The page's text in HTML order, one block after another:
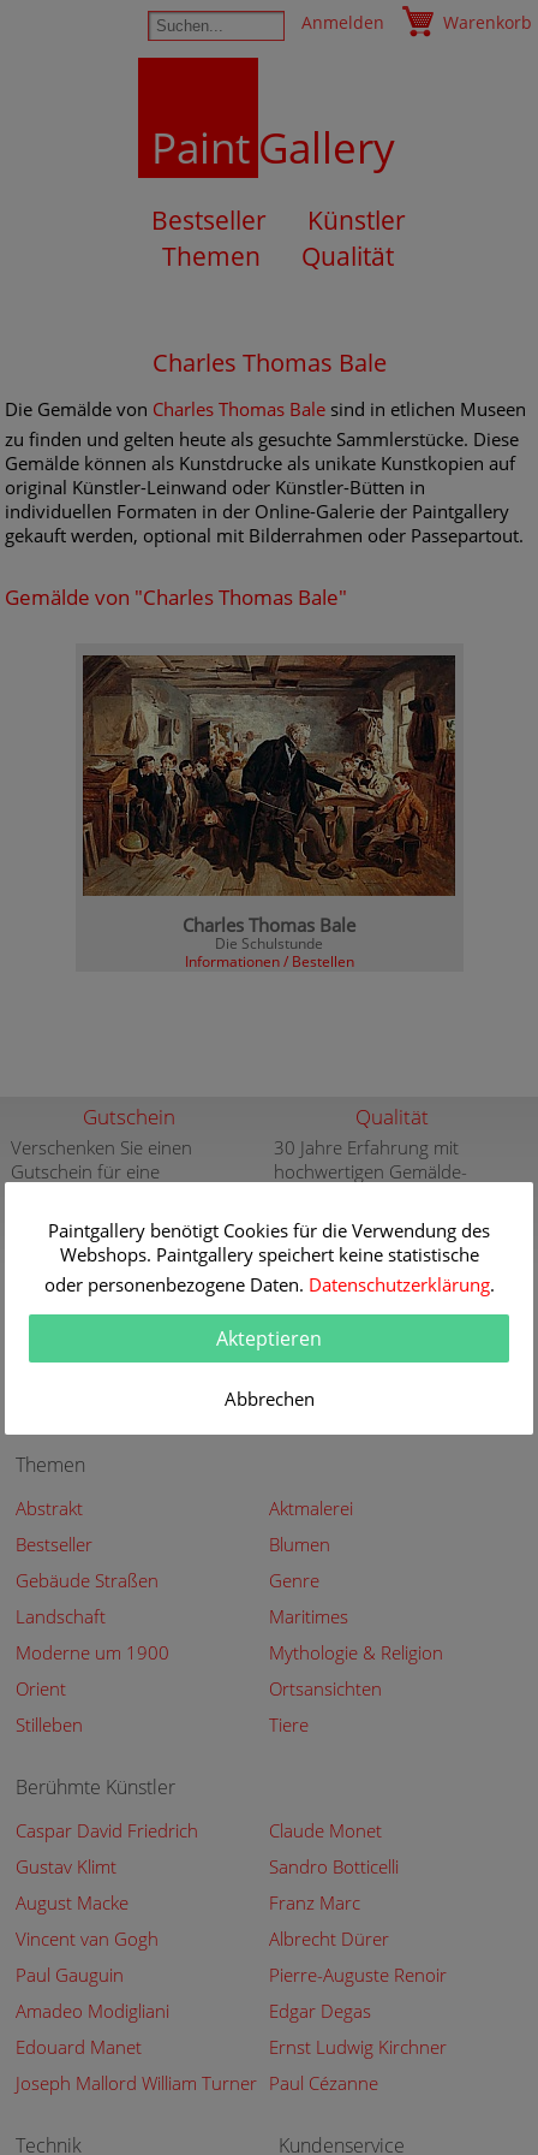
Anmelden Warenkorb
PaintGallery
Bestseller
Künstler
Themen
Qualität
Charles Thomas Bale
Die Gemälde von Charles Thomas Bale sind in etlichen Museen
zu finden und gelten heute als gesuchte Sammlerstücke. Diese
Gemälde können als Kunstdrucke als unikate Kunstkopien auf
original Künstler-Leinwand oder Künstler-Bütten in
individuellen Formaten in der Online-Galerie der Paintgallery
gekauft werden, optional mit Bilderrahmen oder Passepartout.
Gemälde von "Charles Thomas Bale"
Charles Thomas Bale
Die Schulstunde
Informationen / Bestellen
Gutschein
Verschenken Sie einen
Gutschein für eine
weitere Infos
Qualität
30 Jahre Erfahrung mit
hochwertigen Gemälde-
weitere Infos
Aktuelle und neue
Gemälde
Aktuelle und neue Gemälde
der großen Meister in der
weitere Infos
Sicherheit
weitere Infos
Themen
Abstrakt
Aktmalerei
Bestseller
Blumen
Gebäude Straßen
Genre
Landschaft
Maritimes
Moderne um 1900
Mythologie & Religion
Orient
Ortsansichten
Stilleben
Tiere
Berühmte Künstler
Caspar David Friedrich
Claude Monet
Gustav Klimt
Sandro Botticelli
August Macke
Franz Marc
Vincent van Gogh
Albrecht Dürer
Paul Gauguin
Pierre-Auguste Renoir
Amadeo Modigliani
Edgar Degas
Edouard Manet
Ernst Ludwig Kirchner
Joseph Mallord William Turner Paul Cézanne
Technik Kundenservice
Paintgallery benötigt Cookies für die Verwendung des
Webshops. Paintgallery speichert keine statistische
oder personenbezogene Daten. Datenschutzerklärung.
Akteptieren
Abbrechen